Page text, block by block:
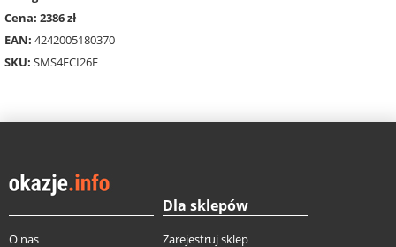
Cena: 2386 zł
EAN: 4242005180370
SKU: SMS4ECI26E
O nas
Dla sklepów
Zarejestruj sklep